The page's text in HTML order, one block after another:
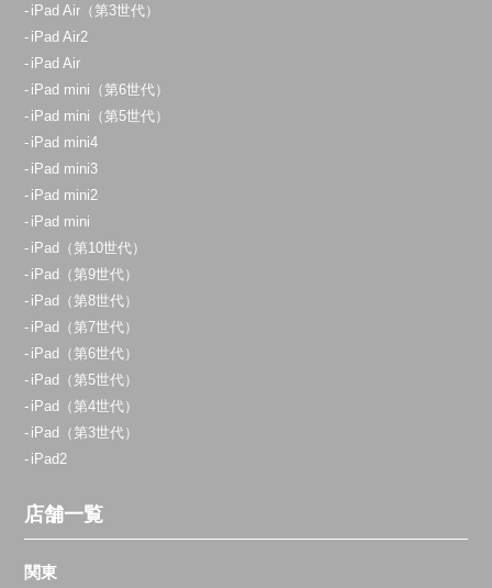
iPad Air（第3世代）
iPad Air2
iPad Air
iPad mini（第6世代）
iPad mini（第5世代）
iPad mini4
iPad mini3
iPad mini2
iPad mini
iPad（第10世代）
iPad（第9世代）
iPad（第8世代）
iPad（第7世代）
iPad（第6世代）
iPad（第5世代）
iPad（第4世代）
iPad（第3世代）
iPad2
店舗一覧
関東